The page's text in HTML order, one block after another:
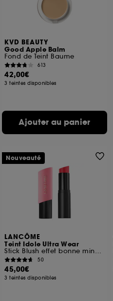
KVD BEAUTY
Good Apple Balm
Fond de Teint Baume
613
42,00€
3 teintes disponibles
Ajouter au panier
LANCÔME
Teint Idole Ultra Wear
Stick Blush effet bonne mine 24h de tenue
50
45,00€
3 teintes disponibles
Nouveauté